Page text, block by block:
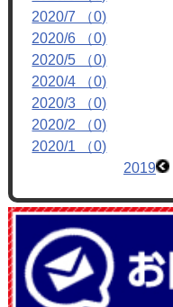
2020/7 （0)
2020/6 （0)
2020/5 （0)
2020/4 （0)
2020/3 （0)
2020/2 （0)
2020/1 （0)
2019